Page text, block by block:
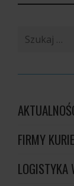
Szukaj:
FIRMY
LOGISTYKA